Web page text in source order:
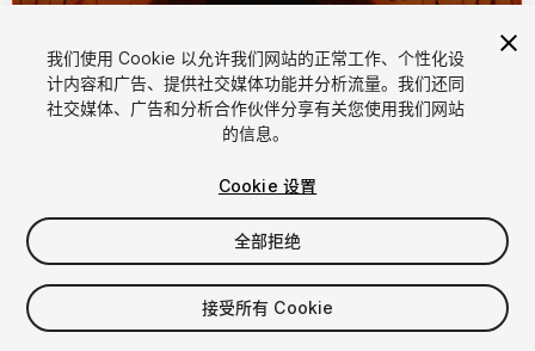
1/2
$15
增值税将在结算时计算
我们使用 Cookie 以允许我们网站的正常工作、个性化设
计内容和广告、提供社交媒体功能并分析流量。我们还同
社交媒体、广告和分析合作伙伴分享有关您使用我们网站
的信息。
Cookie 设置
全部拒绝
接受所有 Cookie